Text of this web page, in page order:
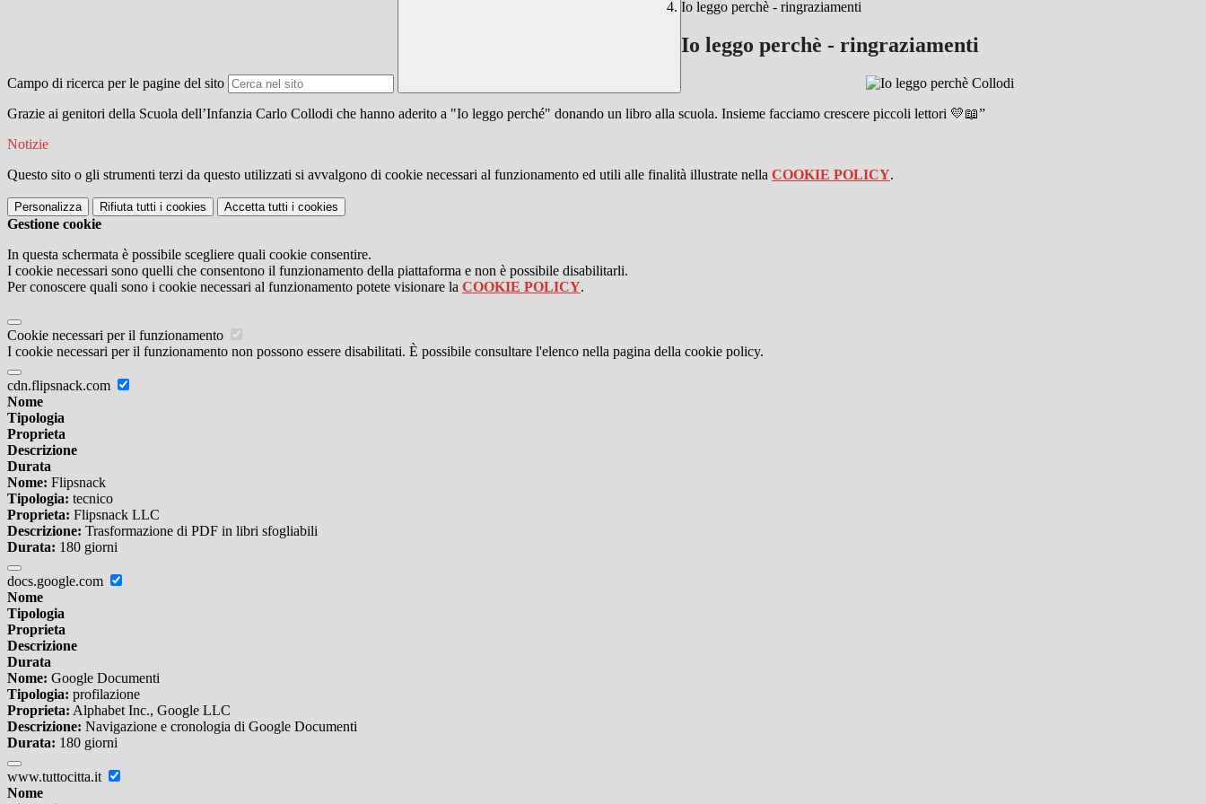
Campo di ricerca per le pagine del sito
Io leggo perchè - ringraziamenti
Io leggo perchè - ringraziamenti
Grazie ai genitori della Scuola dell’Infanzia Carlo Collodi che hanno aderito a "Io leggo perché" donando un libro alla scuola. Insieme facciamo crescere piccoli lettori 💛📖”
Notizie
Questo sito o gli strumenti terzi da questo utilizzati si avvalgono di cookie necessari al funzionamento ed utili alle finalità illustrate nella COOKIE POLICY.
Personalizza Rifiuta tutti i cookies Accetta tutti i cookies
Gestione cookie
In questa schermata è possibile scegliere quali cookie consentire.
I cookie necessari sono quelli che consentono il funzionamento della piattaforma e non è possibile disabilitarli.
Per conoscere quali sono i cookie necessari al funzionamento potete visionare la COOKIE POLICY.
Cookie necessari per il funzionamento
I cookie necessari per il funzionamento non possono essere disabilitati. È possibile consultare l'elenco nella pagina della cookie policy.
cdn.flipsnack.com
Nome
Tipologia
Proprieta
Descrizione
Durata
Nome: Flipsnack
Tipologia: tecnico
Proprieta: Flipsnack LLC
Descrizione: Trasformazione di PDF in libri sfogliabili
Durata: 180 giorni
docs.google.com
Nome
Tipologia
Proprieta
Descrizione
Durata
Nome: Google Documenti
Tipologia: profilazione
Proprieta: Alphabet Inc., Google LLC
Descrizione: Navigazione e cronologia di Google Documenti
Durata: 180 giorni
www.tuttocitta.it
Nome